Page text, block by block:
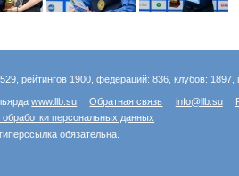
рейтингов 1900, федераций: 836, клубов:
www.llb.su Обратная связь info@llb.su
персональных данных
обязательна.